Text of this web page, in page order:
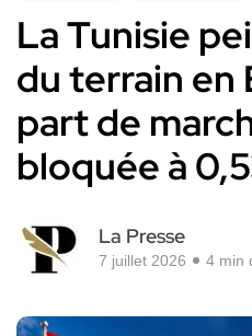
La Tunisie
du terrain en
part de
bloquée à
La Presse
7 juillet 2026 4 min